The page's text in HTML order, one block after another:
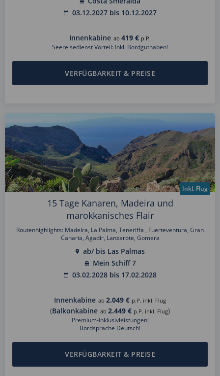
03.12.2027 bis 10.12.2027
Innenkabine ab 419 € p.P.
Seereisedienst Vorteil: Inkl. Bordguthaben!
VERFÜGBARKEIT & PREISE
Inkl. Flug
15 Tage Kanaren, Madeira und
marokkanisches Flair
Routenhighlights: Madeira, La Palma, Teneriffa , Fuerteventura, Gran
Canaria, Agadir, Lanzarote, Gomera
ab/ bis Las Palmas
Mein Schiff 7
03.02.2028 bis 17.02.2028
Innenkabine ab 2.049 € p.P. inkl. Flug
(Balkonkabine ab 2.449 € p.P. inkl. Flug)
Premium-Inklusivleistungen!
Bordsprache Deutsch!
VERFÜGBARKEIT & PREISE